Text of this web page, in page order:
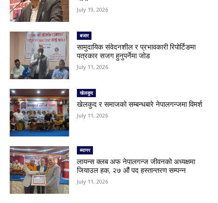
July 19, 2026
बजार
सामुदायिक संवेदनशील र प्रभावकारी रिपोर्टिङमा
पत्रकार सजग हुनुपर्नेमा जोड
July 11, 2026
खेलकुद
खेलकुद र समाजको सम्बन्धबारे नेपालगन्जमा विमर्श
July 11, 2026
ब्यानर
लायन्स क्लब अफ नेपालगन्ज जीवनको अध्यक्षमा
जियाउल हक, २७ औं पद हस्तान्तरण सम्पन्न
July 11, 2026